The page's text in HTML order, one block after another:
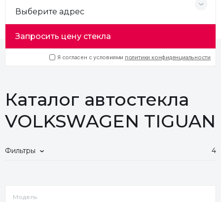
Выберите адрес
Запросить цену стекла
Я согласен с условиями политики конфиденциальности
Каталог автостекла
VOLKSWAGEN TIGUAN
Фильтры 4
Модель